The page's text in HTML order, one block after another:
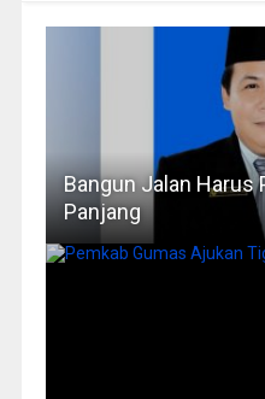
Bangun Jalan Harus
Panjang